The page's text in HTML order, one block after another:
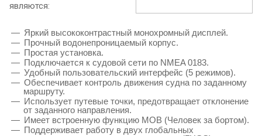
являются:
Яркий высококонтрастный монохромный дисплей.
Прочный водонепроницаемый корпус.
Простая установка.
Подключается к судовой сети по NMEA 0183.
Удобный пользовательский интерфейс (5 режимов).
Обеспечивает контроль движения судна по заданному
маршруту.
Использует путевые точки, предотвращает отклонение
от заданного направления.
Имеет встроенную функцию МОВ (Человек за бортом).
Поддерживает работу в двух глобальных